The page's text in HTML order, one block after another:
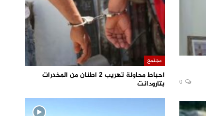
0
مجتمع
احباط محاولة تهريب 2 اطنان من المخدرات
بتارودانت